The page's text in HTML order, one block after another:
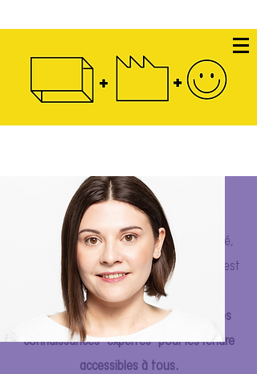
Une équipe haute en
couleurs
Si tout a commencé dans une Université,
c'est de l'envie d'en abattre les murs qu'est
née l'asbl d1g1Factory.
Notre passion commune ?Vulgariser les
connaissances "expertes" pour les rendre
accessibles à tous.